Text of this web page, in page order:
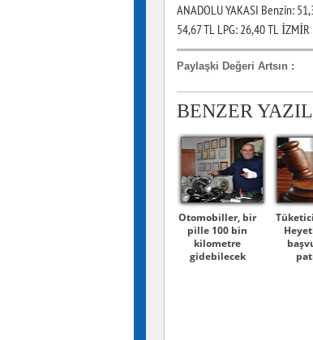
ANADOLU YAKASI Benzin:
54,67 TL LPG: 26,40 TL
Paylaşki Değeri Artsın :
BENZER
Otomobiller, bir
pille 100 bin
kilometre
gidebilecek